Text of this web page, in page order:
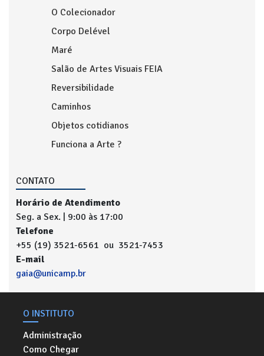
O Colecionador
Corpo Delével
Maré
Salão de Artes Visuais FEIA
Reversibilidade
Caminhos
Objetos cotidianos
Funciona a Arte ?
CONTATO
Horário de Atendimento
Seg. a Sex. | 9:00 às 17:00
Telefone
+55 (19) 3521-6561 ou 3521-7453
E-mail
gaia@unicamp.br
O INSTITUTO
Administração
Como Chegar